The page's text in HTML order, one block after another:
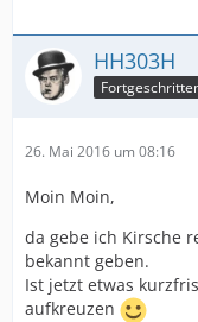
HH303H
26. Mai 2016 um 08:16
Moin Moin,
da gebe ich Kirsche
bekannt geben.
Ist jetzt etwas
aufkreuzen